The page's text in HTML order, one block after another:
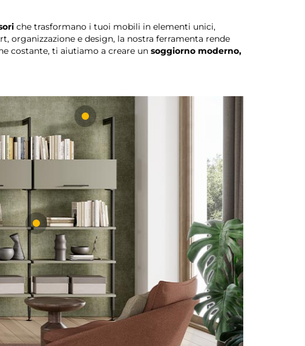
che trasformano i tuoi mobili in elementi unici,
organizzazione e design, la nostra ferramenta rende
costante, ti aiutiamo a creare un soggiorno moderno,